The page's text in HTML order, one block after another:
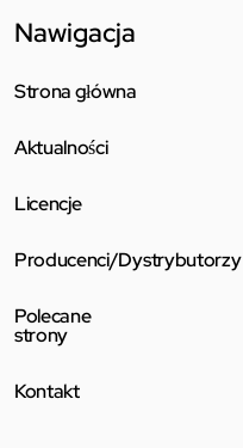
Nawigacja
Strona główna
Aktualności
Licencje
Producenci/Dystrybutorzy
Polecane
strony
Kontakt